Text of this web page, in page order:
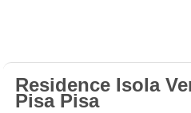
Residence Isola
Pisa Pisa